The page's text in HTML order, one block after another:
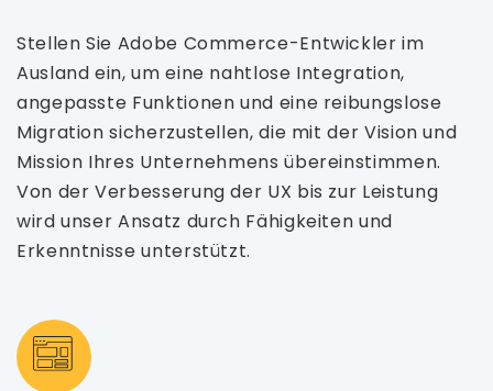
Stellen Sie Adobe Commerce-Entwickler im
Ausland ein, um eine nahtlose Integration,
angepasste Funktionen und eine reibungslose
Migration sicherzustellen, die mit der Vision und
Mission Ihres Unternehmens übereinstimmen.
Von der Verbesserung der UX bis zur Leistung
wird unser Ansatz durch Fähigkeiten und
Erkenntnisse unterstützt.